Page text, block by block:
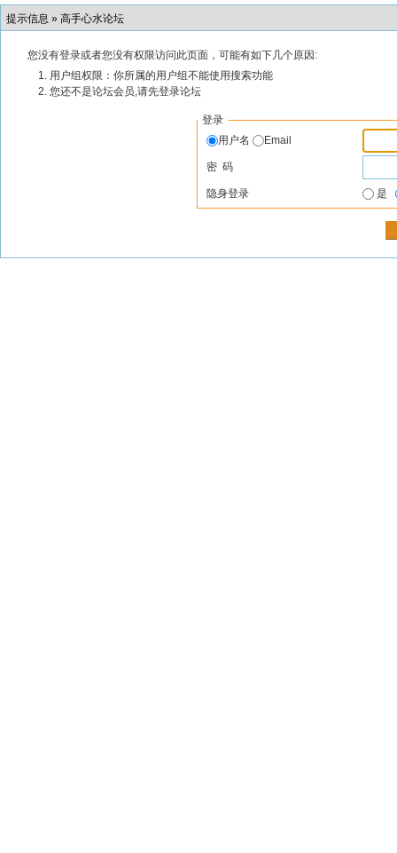
提示信息 » 高手心水论坛
您没有登录或者您没有权限访问此页面，可能有如下几个原因:
用户组权限：你所属的用户组不能使用搜索功能
您还不是论坛会员,请先登录论坛
登录
用户名
Email
密 码
隐身登录 是